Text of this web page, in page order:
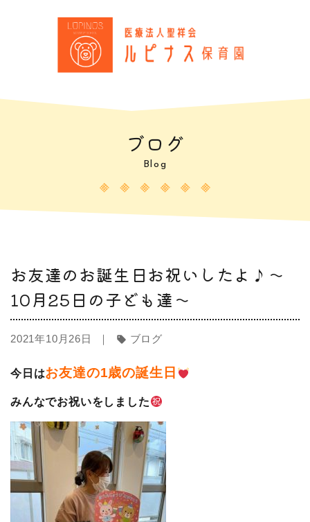
ブログ
Blog
お友達のお誕生日お祝いしたよ♪～
10月25日の子ども達～
2021年10月26日 ｜ sell ブログ
今日はお友達の1歳の誕生日
みんなでお祝いをしました